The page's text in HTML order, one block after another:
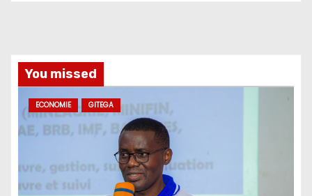
You missed
ECONOMIE GITEGA